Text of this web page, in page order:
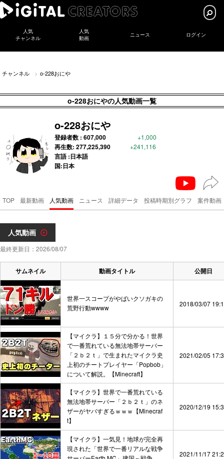
人気
チャンネル
人気
動画
ニュース ログイン
チャンネル o-228おにや
o-228おにやの人気動画一覧
o-228おにや
登録者数 : 607,000 +1,000
再生数: 277,225,390 +241,116
言語 :日本語
国:日本
TOP 最新動画 人気動画 ニュース 詳細データ 投稿時期別グラフ 案件動画
人気動画
最終更新日：2026/08/07
サムネイル 動画タイトル 公開日
世界一スコープがやばいクソガキの
荒野行動wwww
2018/03/07
【マイクラ】１５分で分かる！世界
で一番荒れている無法地帯サーバー
「２ｂ２ｔ」で生まれたマイクラ史
上初のチートプレイヤー「Popbob」
について解説。【Minecraft】
2021/02/05
【マイクラ】世界で一番荒れている
無法地帯サーバー「２ｂ２ｔ」のネ
ザーがヤバすぎるｗｗｗ【Minecraf
t】
2020/12/19
【マイクラ】一気見！地球が完全再
現された「世界で一番リアルな戦争
2021/11/17